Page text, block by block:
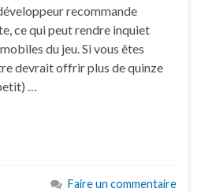
recommande
ce qui peut rendre inquiet
du jeu. Si vous êtes
devrait offrir plus de quinze
…
Faire un commentaire